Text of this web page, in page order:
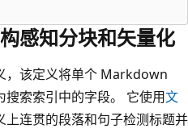
感知分块和矢量化
，该定义将单个 Markdown
索索引中的字段。 它使用文
上连贯的段落和句子检测标题并